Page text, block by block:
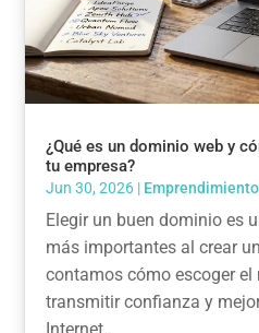
¿Qué es un dominio web y
tu empresa?
Jun 30, 2026 |
Elegir un buen dominio es
más importantes al crear
contamos cómo escoger el
transmitir confianza y
Internet.